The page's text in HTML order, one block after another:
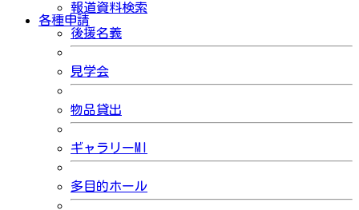
報道資料検索
各種申請
後援名義
見学会
物品貸出
ギャラリーMI
多目的ホール